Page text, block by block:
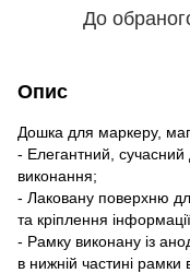
До
Опис
Дошка для маркеру,
- Елегантний, сучасний
виконання;
- Лаковану поверхню
та кріплення
- Рамку виконану із
в нижній частині рамки